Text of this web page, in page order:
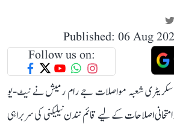
Published: 06 Aug
Follow us on:
سکریٹری شعبہ مواصلات جے رام رمیش نے نیٹ-یو
بعد امتحانی اصلاحات کے لیے قائم نندن نیلیکنی کی سربراہی